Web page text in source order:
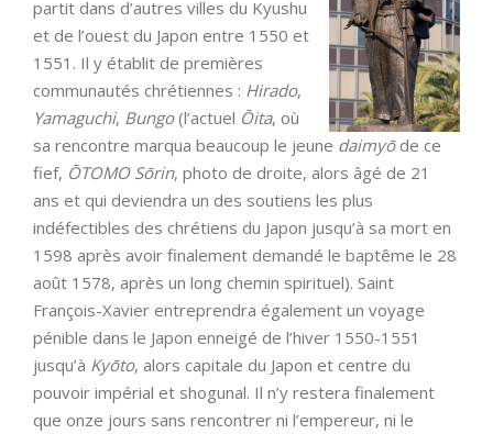
partit dans d’autres villes du Kyushu
et de l’ouest du Japon entre 1550 et
1551. Il y établit de premières
communautés chrétiennes : Hirado,
Yamaguchi, Bungo(l’actuel Ōita, où
sa rencontre marqua beaucoup le jeune daimyōde ce
fief, ŌTOMO Sōrin, photo de droite, alors âgé de 21
ans et qui deviendra un des soutiens les plus
indéfectibles des chrétiens du Japon jusqu’à sa mort en
1598 après avoir finalement demandé le baptême le 28
août 1578, après un long chemin spirituel). Saint
François-Xavier entreprendra également un voyage
pénible dans le Japon enneigé de l’hiver 1550-1551
jusqu’à Kyōto, alors capitale du Japon et centre du
pouvoir impérial et shogunal. Il n’y restera finalement
que onze jours sans rencontrer ni l’empereur, ni le